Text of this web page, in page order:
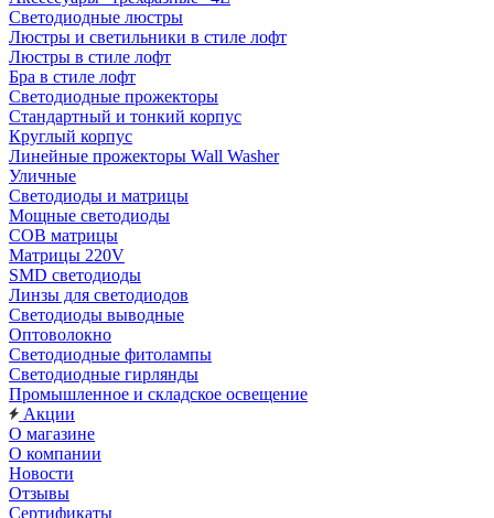
Светодиодные люстры
Люстры и светильники в стиле лофт
Люстры в стиле лофт
Бра в стиле лофт
Светодиодные прожекторы
Стандартный и тонкий корпус
Круглый корпус
Линейные прожекторы Wall Washer
Уличные
Светодиоды и матрицы
Мощные светодиоды
COB матрицы
Матрицы 220V
SMD светодиоды
Линзы для светодиодов
Светодиоды выводные
Оптоволокно
Светодиодные фитолампы
Светодиодные гирлянды
Промышленное и складское освещение
Акции
О магазине
О компании
Новости
Отзывы
Сертификаты